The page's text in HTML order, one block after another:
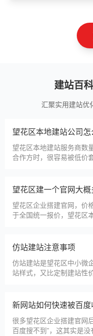
建站百
汇聚实用建站优
望花区本地建站公司
望花区本地建站服务商数
合作方时，很容易被低价
单实用的挑选技巧，帮大
先选择深耕建站行业多年
望花区建一个官网大
望花区企业搭建官网，价
于全国统一报价，望花区
形消费，完全符合本地企
本地企业，推出4类核心建
仿站建站注意事项
仿站建站是望花区中小微
站样式，又比定制建站性
反而得不偿失。结合百度
今天详细梳理仿站建站的
新网站如何快速被百度
很多望花区企业搭建官网
百度搜不到”，这其实是